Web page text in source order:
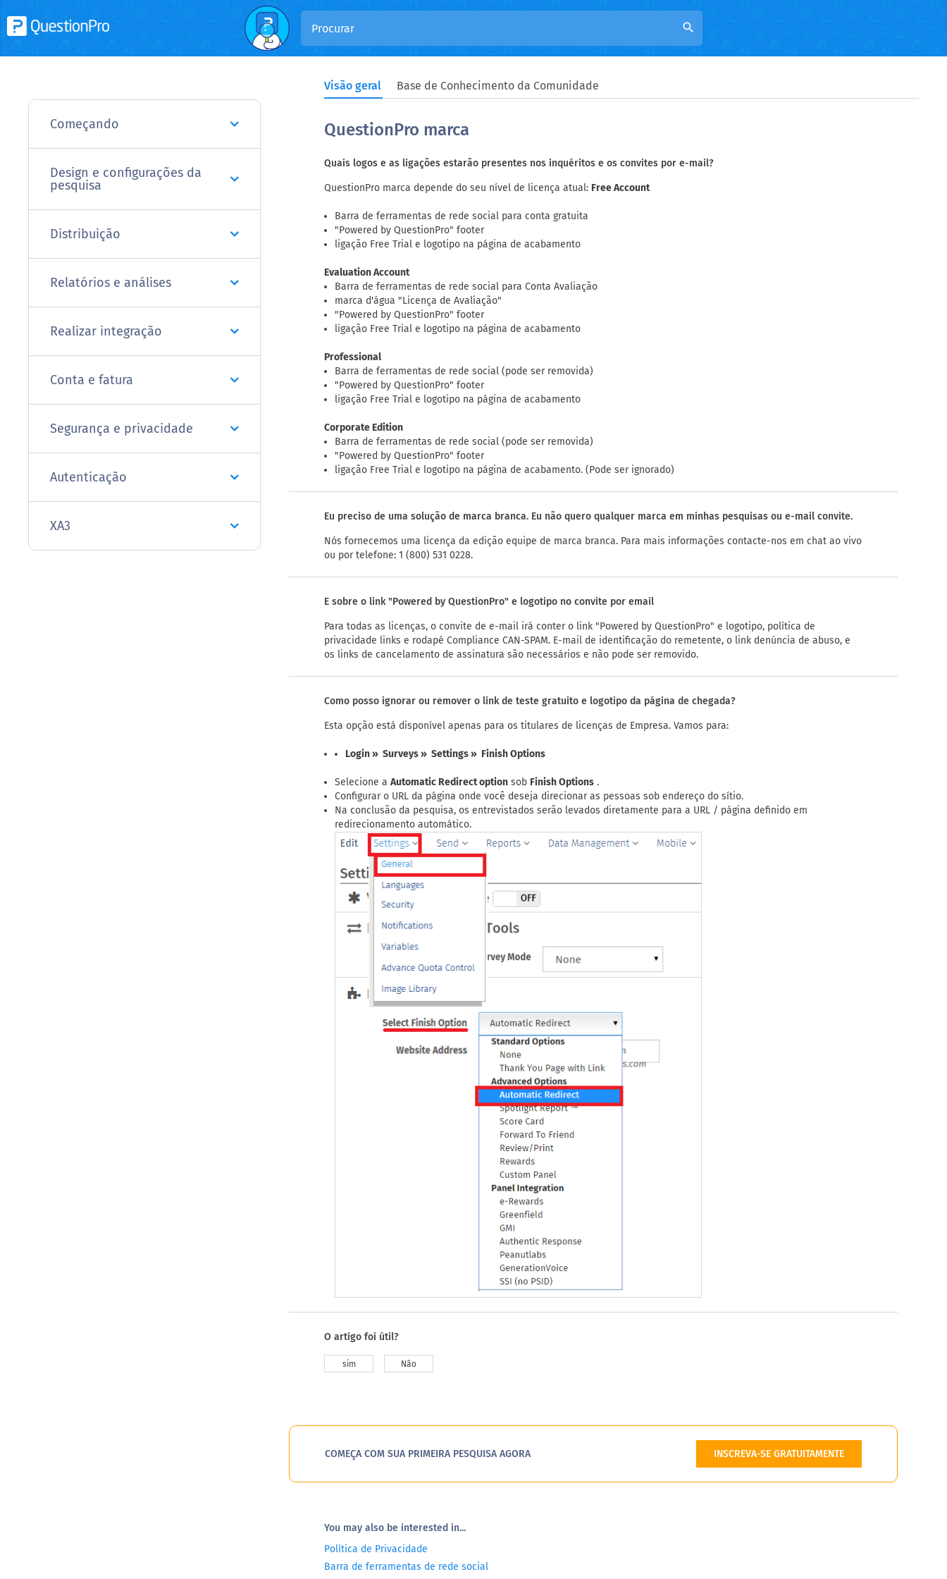
search
Visão geral Base de Conhecimento da Comunidade
Começando
Design e configurações da
pesquisa
Distribuição
Relatórios e análises
Realizar integração
Conta e fatura
Segurança e privacidade
Autenticação
XA3
QuestionPro marca
Quais logos e as ligações estarão presentes nos inquéritos e os convites por e-mail?
QuestionPro marca depende do seu nível de licença atual: Free Account
Barra de ferramentas de rede social para conta gratuita
"Powered by QuestionPro" footer
ligação Free Trial e logotipo na página de acabamento
Evaluation Account
Barra de ferramentas de rede social para Conta Avaliação
marca d'água "Licença de Avaliação"
"Powered by QuestionPro" footer
ligação Free Trial e logotipo na página de acabamento
Professional
Barra de ferramentas de rede social (pode ser removida)
"Powered by QuestionPro" footer
ligação Free Trial e logotipo na página de acabamento
Corporate Edition
Barra de ferramentas de rede social (pode ser removida)
"Powered by QuestionPro" footer
ligação Free Trial e logotipo na página de acabamento. (Pode ser ignorado)
Eu preciso de uma solução de marca branca. Eu não quero qualquer marca em minhas pesquisas ou e-mail convite.
Nós fornecemos uma licença da edição equipe de marca branca. Para mais informações contacte-nos em chat ao vivo
ou por telefone: 1 (800) 531 0228.
E sobre o link "Powered by QuestionPro" e logotipo no convite por email
Para todas as licenças, o convite de e-mail irá conter o link "Powered by QuestionPro" e logotipo, política de
privacidade links e rodapé Compliance CAN-SPAM. E-mail de identificação do remetente, o link denúncia de abuso, e
os links de cancelamento de assinatura são necessários e não pode ser removido.
Como posso ignorar ou remover o link de teste gratuito e logotipo da página de chegada?
Esta opção está disponível apenas para os titulares de licenças de Empresa. Vamos para:
Login » Surveys » Settings » Finish Options
Selecione a Automatic Redirect option sob Finish Options .
Configurar o URL da página onde você deseja direcionar as pessoas sob endereço do sítio.
Na conclusão da pesquisa, os entrevistados serão levados diretamente para a URL / página definido em
redirecionamento automático.
O artigo foi útil?
sim Não
COMEÇA COM SUA PRIMEIRA PESQUISA AGORA INSCREVA-SE GRATUITAMENTE
You may also be interested in...
Política de Privacidade
Barra de ferramentas de rede social